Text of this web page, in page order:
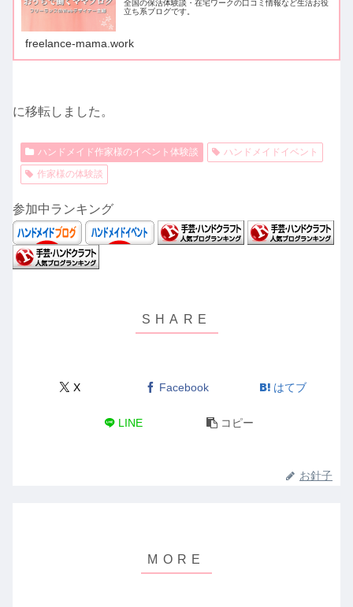
全国の保活体験談・在宅ワークの口コミ情報など生活お役
立ち系ブログです。
freelance-mama.work
に移転しました。
ハンドメイド作家様のイベント体験談
ハンドメイドイベント
作家様の体験談
参加中ランキング
X Facebook はてブ
LINE コピー
お針子